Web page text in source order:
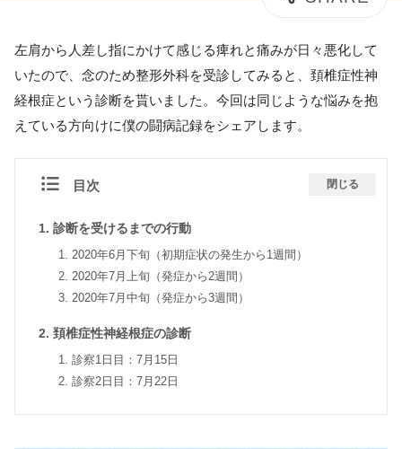
左肩から人差し指にかけて感じる痺れと痛みが日々悪化して
いたので、念のため整形外科を受診してみると、頚椎症性神
経根症という診断を貰いました。今回は同じような悩みを抱
えている方向けに僕の闘病記録をシェアします。
目次 閉じる
診断を受けるまでの行動
2020年6月下旬（初期症状の発生から1週間）
2020年7月上旬（発症から2週間）
2020年7月中旬（発症から3週間）
頚椎症性神経根症の診断
診察1日目：7月15日
診察2日目：7月22日